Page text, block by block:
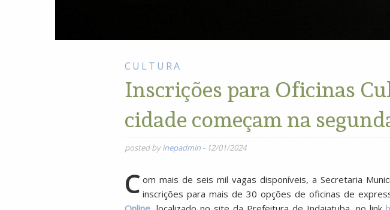
CULTURA
Inscrições para Oficinas
cidade começam na
posted byinepadmin - 12/01/2024
C om mais de seis mil vagas disponíveis, a Secretaria
inscrições para mais de 30 opções de oficinas de